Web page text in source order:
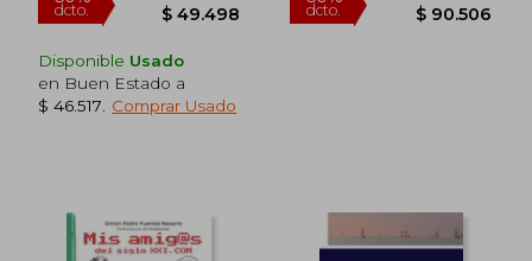
50%
dcto.
$ 193.290
$ 96.645
50%
dcto. $
Disponible Usado
en Buen Estado a
$ 46.517
Comprar Usado